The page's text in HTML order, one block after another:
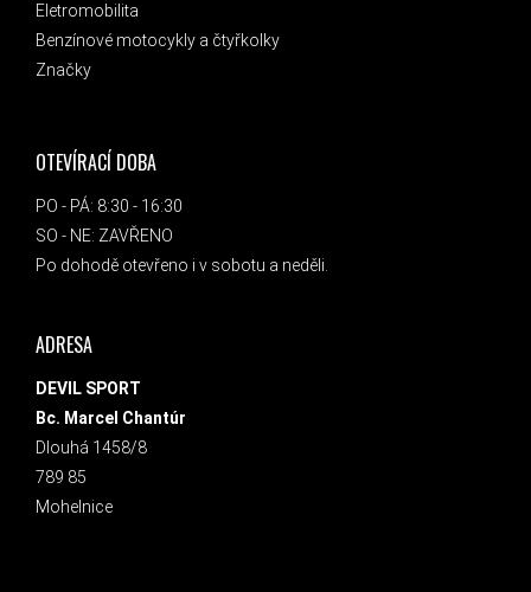
Eletromobilita
Benzínové motocykly a čtyřkolky
Značky
OTEVÍRACÍ DOBA
PO - PÁ: 8:30 - 16:30
SO - NE: ZAVŘENO
Po dohodě otevřeno i v sobotu a neděli.
ADRESA
DEVIL SPORT
Bc. Marcel Chantúr
Dlouhá 1458/8
789 85
Mohelnice